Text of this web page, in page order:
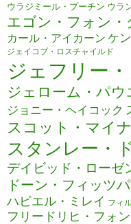
ウラジミール・プーチン ウラ
エゴン・フォン・
カール・アイカーン ケ
ジェイコブ・ロスチャイルド
ジェフリー
ジェローム・パウ
ジョニー・ヘイコック
スコット・マイ
スタンレー・
デイビッド・ローゼ
ドーン・フィッツ
ハビエル・ミレイ フィ
フリードリヒ・フォ